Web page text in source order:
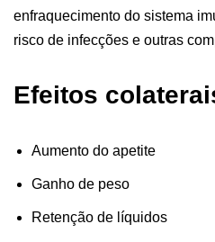
enfraquecimento do sistema
risco de infecções e outras
Efeitos
Aumento do apetite
Ganho de peso
Retenção de líquidos